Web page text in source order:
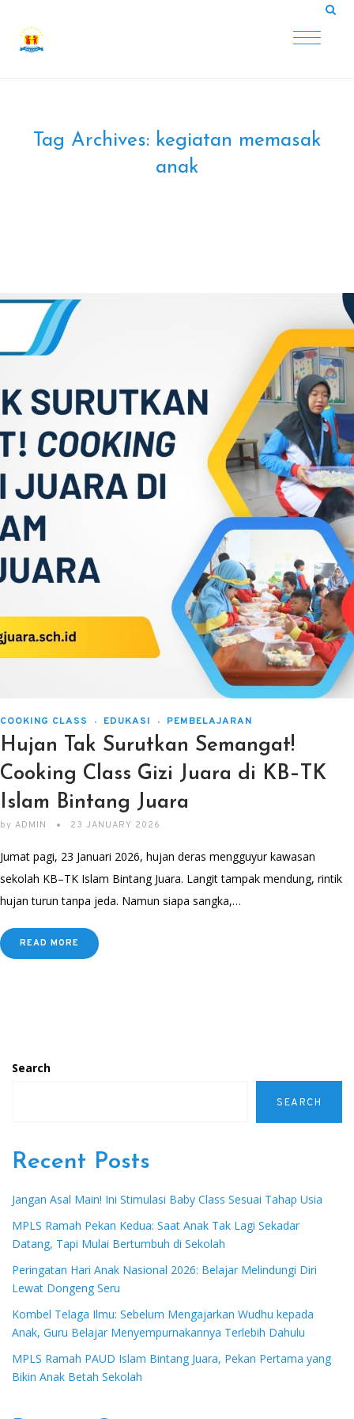
Tag Archives: kegiatan memasak
anak
COOKING CLASS EDUKASI PEMBELAJARAN
Hujan Tak Surutkan Semangat!
Cooking Class Gizi Juara di KB–TK
Islam Bintang Juara
by ADMIN 23 JANUARY 2026
Jumat pagi, 23 Januari 2026, hujan deras mengguyur kawasan
sekolah KB–TK Islam Bintang Juara. Langit tampak mendung, rintik
hujan turun tanpa jeda. Namun siapa sangka,…
READ MORE
Search
SEARCH
Recent Posts
Jangan Asal Main! Ini Stimulasi Baby Class Sesuai Tahap Usia
MPLS Ramah Pekan Kedua: Saat Anak Tak Lagi Sekadar
Datang, Tapi Mulai Bertumbuh di Sekolah
Peringatan Hari Anak Nasional 2026: Belajar Melindungi Diri
Lewat Dongeng Seru
Kombel Telaga Ilmu: Sebelum Mengajarkan Wudhu kepada
Anak, Guru Belajar Menyempurnakannya Terlebih Dahulu
MPLS Ramah PAUD Islam Bintang Juara, Pekan Pertama yang
Bikin Anak Betah Sekolah